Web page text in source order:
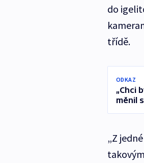
do
třídě.
ODKAZ
„Chci
měnil
„Z